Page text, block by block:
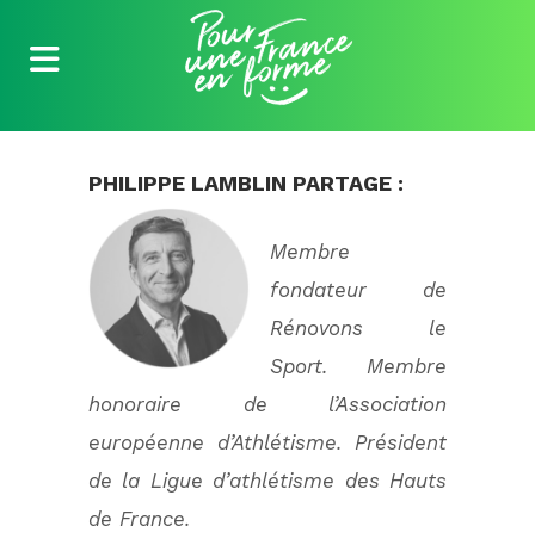
PHILIPPE LAMBLIN PARTAGE :
Membre
fondateur de
Rénovons le
Sport. Membre
honoraire de l’Association
européenne d’Athlétisme. Président
de la Ligue d’athlétisme des Hauts
de France.